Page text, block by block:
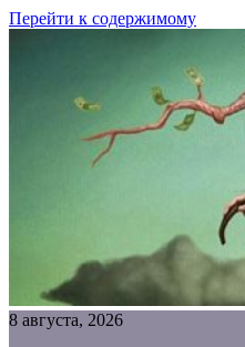
Перейти к содержимому
8 августа, 2026